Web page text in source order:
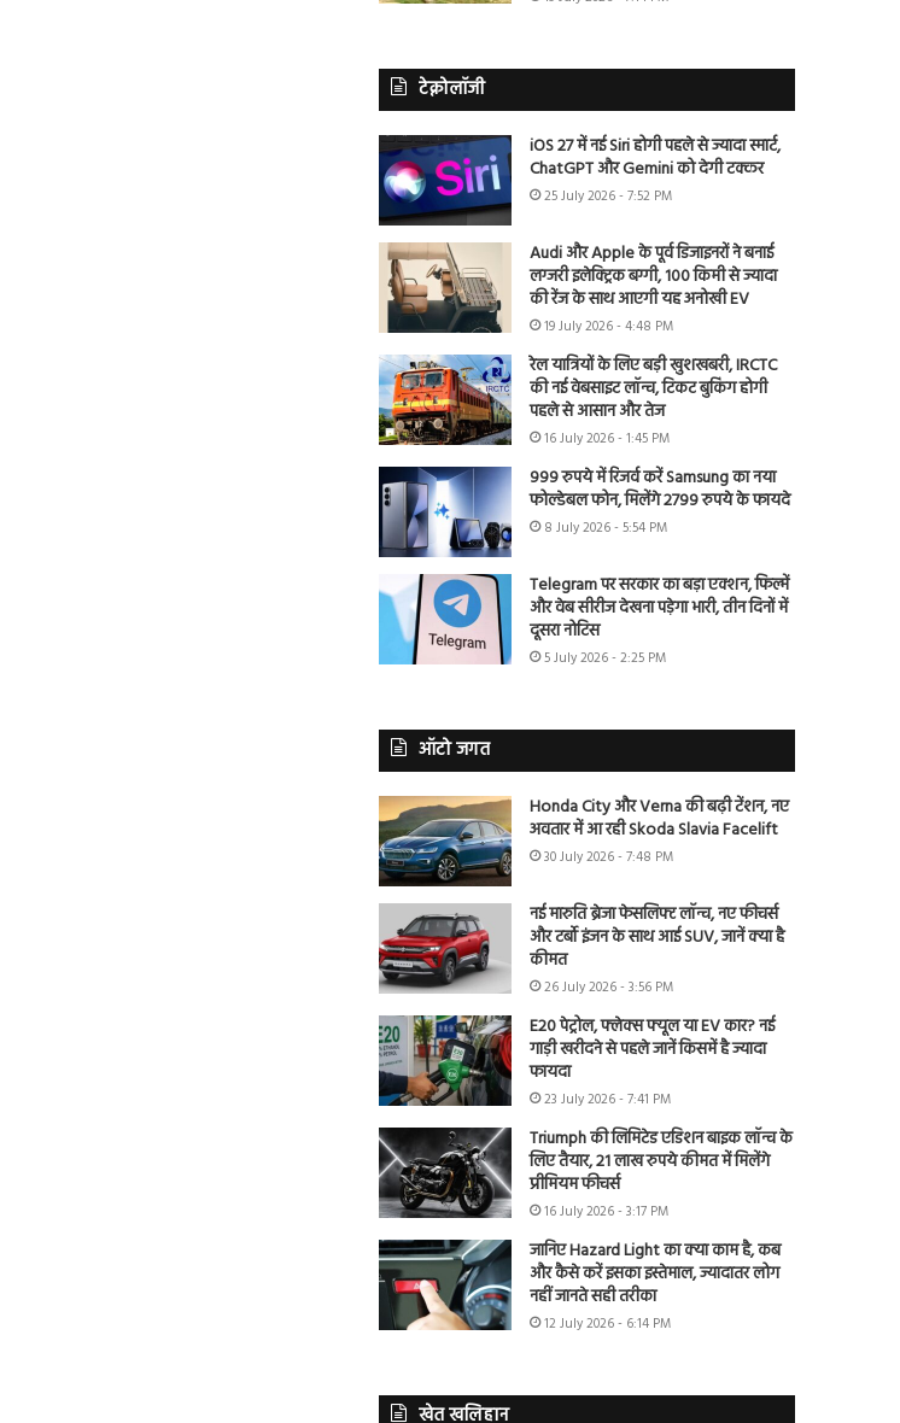
टेक्नोलॉजी
iOS 27 में नई Siri होगी पहले से ज्यादा स्मार्ट,
ChatGPT और Gemini को देगी टक्कर
25 July 2026 - 7:52 PM
Audi और Apple के पूर्व डिजाइनरों ने बनाई
लग्जरी इलेक्ट्रिक बग्गी, 100 किमी से ज्यादा
की रेंज के साथ आएगी यह अनोखी EV
19 July 2026 - 4:48 PM
रेल यात्रियों के लिए बड़ी खुशखबरी, IRCTC
की नई वेबसाइट लॉन्च, टिकट बुकिंग होगी
पहले से आसान और तेज
16 July 2026 - 1:45 PM
999 रुपये में रिजर्व करें Samsung का नया
फोल्डेबल फोन, मिलेंगे 2799 रुपये के फायदे
8 July 2026 - 5:54 PM
Telegram पर सरकार का बड़ा एक्शन, फिल्में
और वेब सीरीज देखना पड़ेगा भारी, तीन दिनों में
दूसरा नोटिस
5 July 2026 - 2:25 PM
ऑटो जगत
Honda City और Verna की बढ़ी टेंशन, नए
अवतार में आ रही Skoda Slavia Facelift
30 July 2026 - 7:48 PM
नई मारुति ब्रेजा फेसलिफ्ट लॉन्च, नए फीचर्स
और टर्बो इंजन के साथ आई SUV, जानें क्या है
कीमत
26 July 2026 - 3:56 PM
E20 पेट्रोल, फ्लेक्स फ्यूल या EV कार? नई
गाड़ी खरीदने से पहले जानें किसमें है ज्यादा
फायदा
23 July 2026 - 7:41 PM
Triumph की लिमिटेड एडिशन बाइक लॉन्च के
लिए तैयार, 21 लाख रुपये कीमत में मिलेंगे
प्रीमियम फीचर्स
16 July 2026 - 3:17 PM
जानिए Hazard Light का क्या काम है, कब
और कैसे करें इसका इस्तेमाल, ज्यादातर लोग
नहीं जानते सही तरीका
12 July 2026 - 6:14 PM
खेत खलिहान